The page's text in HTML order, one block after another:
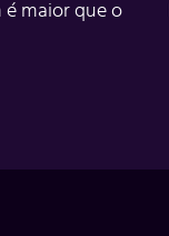
é maior que o